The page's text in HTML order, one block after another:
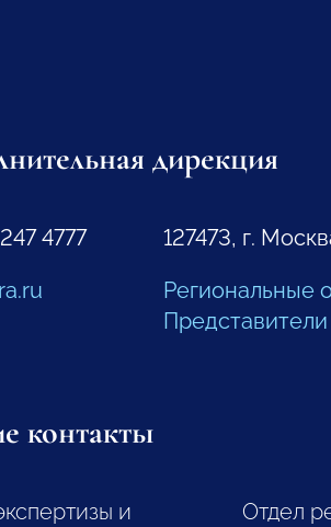
дирекция
4777
127473, г.
Региональные
контакты
и
Отдел